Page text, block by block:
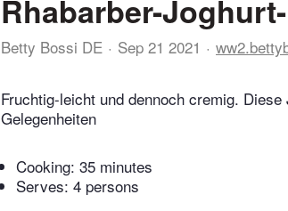
Rhabarber-
Betty Bossi DE Sep 21 2021
Fruchtig-leicht und dennoch cremig.
Gelegenheiten
Cooking: 35 minutes
Serves: 4 persons